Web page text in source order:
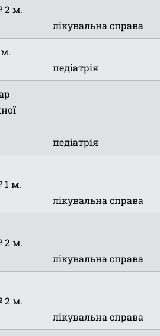
2 м.
лікувальна справа
педіатрія
педіатрія
1 м.
лікувальна справа
2 м.
лікувальна справа
2 м.
лікувальна справа